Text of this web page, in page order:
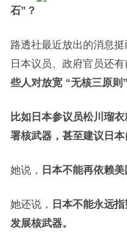
石”？
路透社最近放出的消息
日本议员、政府官员还
些人对放宽 “无核三原则
比如日本参议员松川瑠
署核武器，甚至建议日本
她说， 日本不能再依赖
她还说，
日本不能永远
发展核武器。